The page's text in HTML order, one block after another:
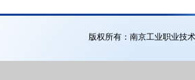
版权所有：南京工业职业技